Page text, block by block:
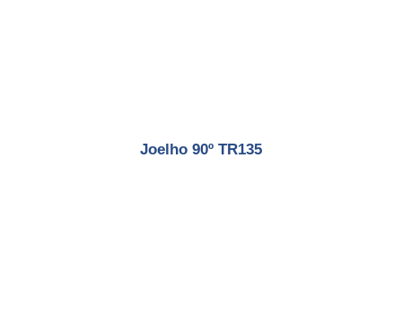
Joelho 90º TR135